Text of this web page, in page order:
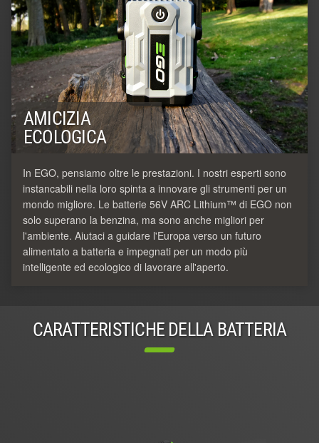
AMICIZIA
ECOLOGICA
In EGO, pensiamo oltre le prestazioni. I nostri esperti sono
instancabili nella loro spinta a innovare gli strumenti per un
mondo migliore. Le batterie 56V ARC Lithium™ di EGO non
solo superano la benzina, ma sono anche migliori per
l'ambiente. Aiutaci a guidare l'Europa verso un futuro
alimentato a batteria e impegnati per un modo più
intelligente ed ecologico di lavorare all'aperto.
CARATTERISTICHE DELLA BATTERIA